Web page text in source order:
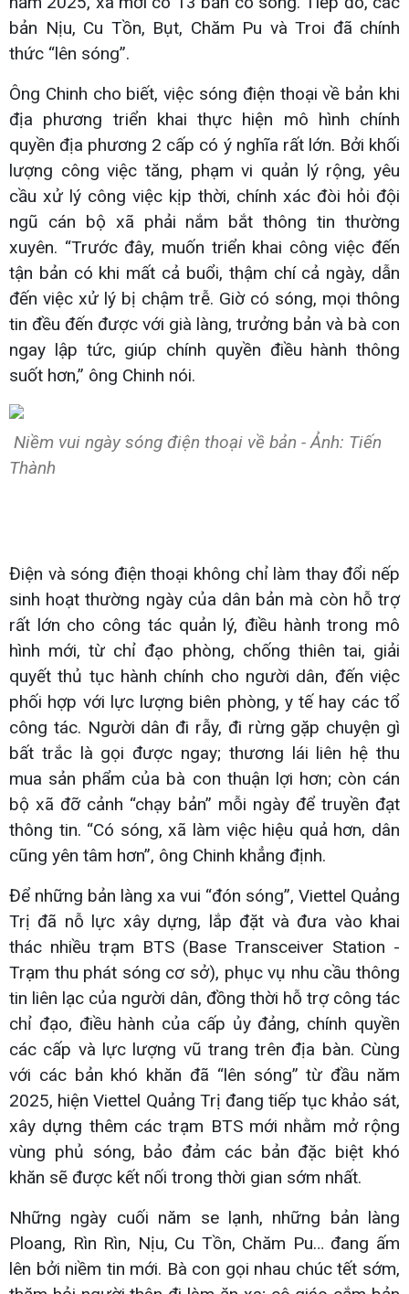
bản Nịu, Cu Tồn, Bụt, Chăm Pu và Troi đã chính
thức “lên sóng”.
Ông Chinh cho biết, việc sóng điện thoại về bản khi
địa phương triển khai thực hiện mô hình chính
quyền địa phương 2 cấp có ý nghĩa rất lớn. Bởi khối
lượng công việc tăng, phạm vi quản lý rộng, yêu
cầu xử lý công việc kịp thời, chính xác đòi hỏi đội
ngũ cán bộ xã phải nắm bắt thông tin thường
xuyên. “Trước đây, muốn triển khai công việc đến
tận bản có khi mất cả buổi, thậm chí cả ngày, dẫn
đến việc xử lý bị chậm trễ. Giờ có sóng, mọi thông
tin đều đến được với già làng, trưởng bản và bà con
ngay lập tức, giúp chính quyền điều hành thông
suốt hơn,” ông Chinh nói.
Niềm vui ngày sóng điện thoại về bản - Ảnh: Tiến
Thành
Điện và sóng điện thoại không chỉ làm thay đổi nếp
sinh hoạt thường ngày của dân bản mà còn hỗ trợ
rất lớn cho công tác quản lý, điều hành trong mô
hình mới, từ chỉ đạo phòng, chống thiên tai, giải
quyết thủ tục hành chính cho người dân, đến việc
phối hợp với lực lượng biên phòng, y tế hay các tổ
công tác. Người dân đi rẫy, đi rừng gặp chuyện gì
bất trắc là gọi được ngay; thương lái liên hệ thu
mua sản phẩm của bà con thuận lợi hơn; còn cán
bộ xã đỡ cảnh “chạy bản” mỗi ngày để truyền đạt
thông tin. “Có sóng, xã làm việc hiệu quả hơn, dân
cũng yên tâm hơn”, ông Chinh khẳng định.
Để những bản làng xa vui “đón sóng”, Viettel Quảng
Trị đã nỗ lực xây dựng, lắp đặt và đưa vào khai
thác nhiều trạm BTS (Base Transceiver Station -
Trạm thu phát sóng cơ sở), phục vụ nhu cầu thông
tin liên lạc của người dân, đồng thời hỗ trợ công tác
chỉ đạo, điều hành của cấp ủy đảng, chính quyền
các cấp và lực lượng vũ trang trên địa bàn. Cùng
với các bản khó khăn đã “lên sóng” từ đầu năm
2025, hiện Viettel Quảng Trị đang tiếp tục khảo sát,
xây dựng thêm các trạm BTS mới nhằm mở rộng
vùng phủ sóng, bảo đảm các bản đặc biệt khó
khăn sẽ được kết nối trong thời gian sớm nhất.
Những ngày cuối năm se lạnh, những bản làng
Ploang, Rìn Rìn, Nịu, Cu Tồn, Chăm Pu… đang ấm
lên bởi niềm tin mới. Bà con gọi nhau chúc tết sớm,